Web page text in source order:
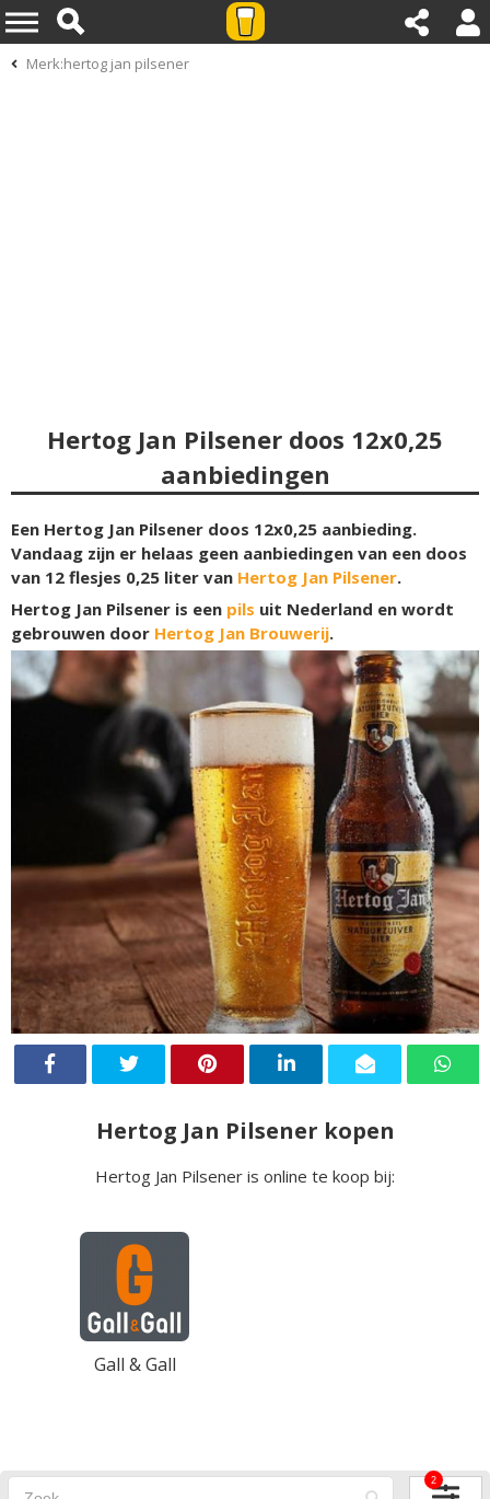
Merk:hertog jan pilsener
Hertog Jan Pilsener doos 12x0,25
aanbiedingen
Een Hertog Jan Pilsener doos 12x0,25 aanbieding.
Vandaag zijn er helaas geen aanbiedingen van een doos
van 12 flesjes 0,25 liter van Hertog Jan Pilsener.
Hertog Jan Pilsener is een pils uit Nederland en wordt
gebrouwen door Hertog Jan Brouwerij.
Hertog Jan Pilsener kopen
Hertog Jan Pilsener is online te koop bij:
Gall & Gall
2